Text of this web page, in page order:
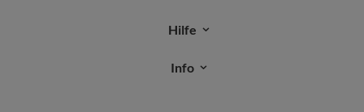
Hilfe
Info